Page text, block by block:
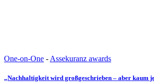
One-on-One - Assekuranz awards
„Nachhaltigkeit wird großgeschrieben – aber kaum